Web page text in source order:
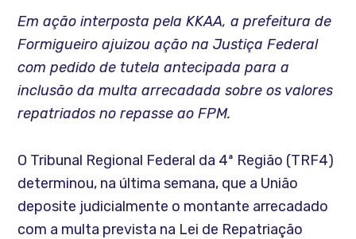
Em ação interposta pela KKAA, a prefeitura de
Formigueiro ajuizou ação na Justiça Federal
com pedido de tutela antecipada para a
inclusão da multa arrecadada sobre os valores
repatriados no repasse ao FPM.
O Tribunal Regional Federal da 4ª Região (TRF4)
determinou, na última semana, que a União
deposite judicialmente o montante arrecadado
com a multa prevista na Lei de Repatriação